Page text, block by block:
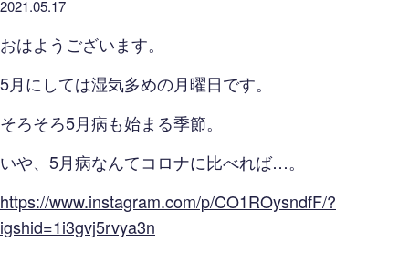
2021.05.17
おはようございます。
5月にしては湿気多めの月曜日です。
そろそろ5月病も始まる季節。
いや、5月病なんてコロナに比べれば…。
https://www.instagram.com/p/CO1ROysndfF/?
igshid=1i3gvj5rvya3n